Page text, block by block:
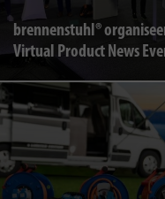
brennenstuhl®
Virtual Product News